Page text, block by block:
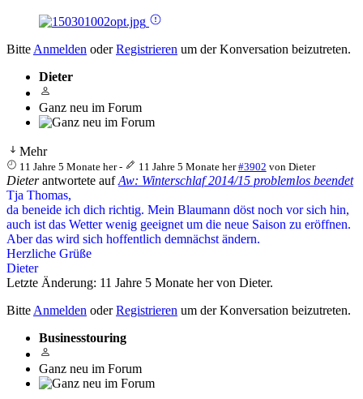
Bitte Anmelden oderRegistrieren um der Konversation beizutreten.
Dieter
Ganz neu im Forum
Mehr
11 Jahre 5 Monate her- 11 Jahre 5 Monate her #3902 von Dieter
Dieterantwortete aufAw: Winterschlaf 2014/15 problemlos beendet
Tja Thomas,
da beneide ich dich richtig. Mein Blaumann döst noch vor sich hin,
auch ist das Wetter wenig geeignet um die neue Saison zu eröffnen.
Aber das wird sich hoffentlich demnächst ändern.
Herzliche Grüße
Dieter
Letzte Änderung: 11 Jahre 5 Monate her von Dieter.
Bitte Anmelden oderRegistrieren um der Konversation beizutreten.
Businesstouring
Ganz neu im Forum